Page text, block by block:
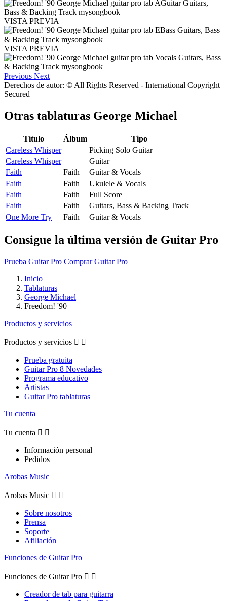
VISTA PREVIA
VISTA PREVIA
Previous Next
Derechos de autor: © All Rights Reserved - International Copyright
Secured
Otras tablaturas George Michael
Título Álbum
Tipo
Careless Whisper
Picking Solo Guitar
Careless Whisper
Guitar
Faith
Faith
Guitar & Vocals
Faith
Faith
Ukulele & Vocals
Faith
Faith
Full Score
Faith
Faith
Guitars, Bass & Backing Track
One More Try
Faith Guitar & Vocals
Consigue la última versión de Guitar Pro
Prueba Guitar Pro Comprar Guitar Pro
Inicio
Tablaturas
George Michael
Freedom! '90
Productos y servicios
Productos y servicios  
Prueba gratuita
Guitar Pro 8 Novedades
Programa educativo
Artistas
Guitar Pro tablaturas
Tu cuenta
Tu cuenta  
Información personal
Pedidos
Arobas Music
Arobas Music  
Sobre nosotros
Prensa
Soporte
Afiliación
Funciones de Guitar Pro
Funciones de Guitar Pro  
Creador de tab para guitarra